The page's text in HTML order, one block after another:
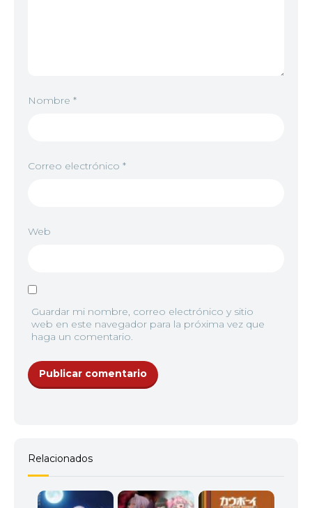
Nombre *
Correo electrónico *
Web
Guardar mi nombre, correo electrónico y sitio
web en este navegador para la próxima vez que
haga un comentario.
Relacionados